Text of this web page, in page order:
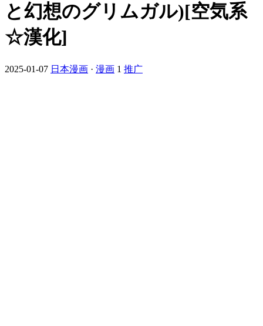
と幻想のグリムガル)[空気系
☆漢化]
2025-01-07 日本漫画 · 漫画 1 推广